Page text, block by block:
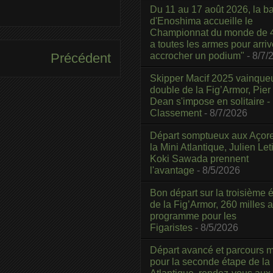
Précédent
Du 11 au 17 août 2026, la
d'Enoshima accueille le
Championnat du monde de
a toutes les armes pour
accrocher un podium" - 8/7/
Skipper Macif 2025
double de la Fig’Armor,
Dean s'impose en solitaire -
Classement - 8/7/2026
Départ somptueux aux
la Mini Atlantique, Julien
Koki Sawada prennent
l'avantage - 8/5/2026
Bon départ sur la troisième
de la Fig’Armor, 260 milles
programme pour les
Figaristes - 8/5/2026
Départ avancé et parcours
pour la seconde étape de la